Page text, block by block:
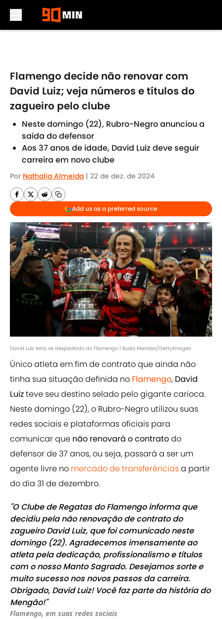
Flamengo decide não renovar com
David Luiz; veja números e títulos do
zagueiro pelo clube
Neste domingo (22), Rubro-Negro anunciou a
saída do defensor
Aos 37 anos de idade, David Luiz deve seguir
carreira em novo clube
Por Nathalia Almeida | 22 de dez. de 2024
Add us as a preferred source
David Luiz está se despedindo do Flamengo | Buda Mendes/GettyImages
Único atleta em fim de contrato que ainda não
tinha sua situação definida no Flamengo, David
Luizteve seu destino selado pelo gigante carioca.
Neste domingo (22), o Rubro-Negro utilizou suas
redes sociais e plataformas oficiais para
comunicar que não renovará o contratodo
defensor de 37 anos, ou seja, passará a ser um
agente livre no mercado de transferênciasa partir
do dia 31 de dezembro.
"O Clube de Regatas do Flamengo informa que
decidiu pela não renovação de contrato do
zagueiro David Luiz, que foi comunicado neste
domingo (22). Agradecemos imensamente ao
atleta pela dedicação, profissionalismo e títulos
com o nosso Manto Sagrado. Desejamos sorte e
muito sucesso nos novos passos da carreira.
Obrigado, David Luiz! Você faz parte da história do
Mengão!"
Flamengo, em suas redes sociais